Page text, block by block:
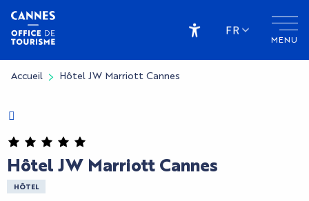
Aller
contenu
principal
MENU
Accessibilité
FR
Accueil Hôtel JW Marriott Cannes
Hôtel JW Marriott Cannes
HÔTEL
Charte Bienvenue à Cannes